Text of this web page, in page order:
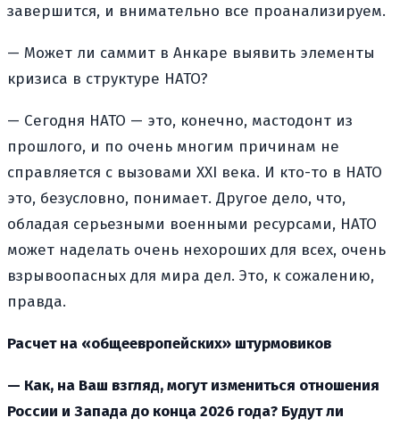
завершится, и внимательно все проанализируем.
— Может ли саммит в Анкаре выявить элементы
кризиса в структуре НАТО?
— Сегодня НАТО — это, конечно, мастодонт из
прошлого, и по очень многим причинам не
справляется с вызовами XXI века. И кто-то в НАТО
это, безусловно, понимает. Другое дело, что,
обладая серьезными военными ресурсами, НАТО
может наделать очень нехороших для всех, очень
взрывоопасных для мира дел. Это, к сожалению,
правда.
Расчет на «общеевропейских» штурмовиков
— Как, на Ваш взгляд, могут измениться отношения
России и Запада до конца 2026 года? Будут ли